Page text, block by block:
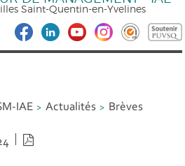
Saint-Quentin-en-Yvelines
IAE Actualités Brèves